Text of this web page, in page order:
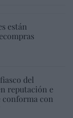
están
del
reputación e
con